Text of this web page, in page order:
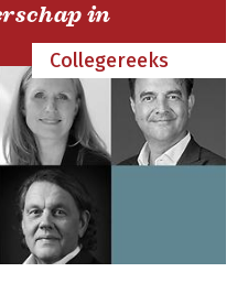
in
Collegereeks